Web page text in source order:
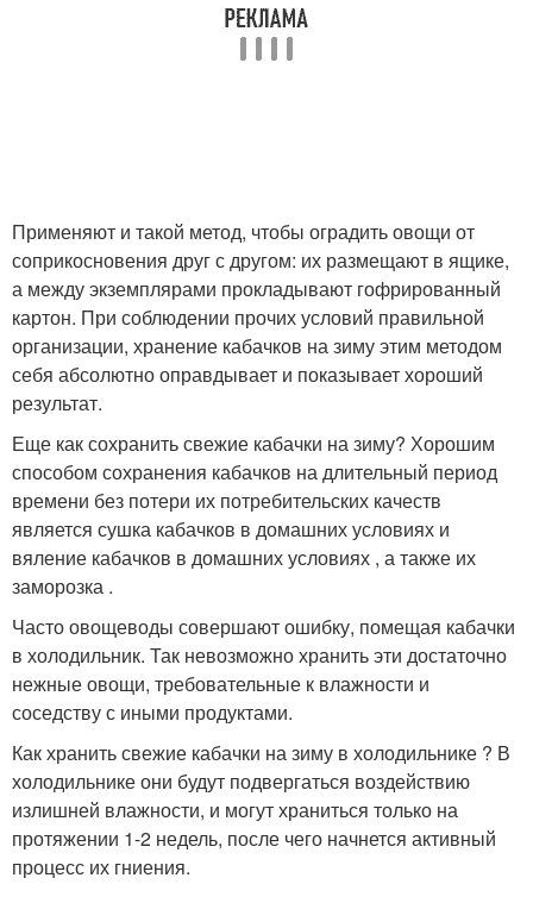
Применяют и такой метод, чтобы оградить овощи от
соприкосновения друг с другом: их размещают в ящике,
а между экземплярами прокладывают гофрированный
картон. При соблюдении прочих условий правильной
организации, хранение кабачков на зиму этим методом
себя абсолютно оправдывает и показывает хороший
результат.
Еще как сохранить свежие кабачки на зиму? Хорошим
способом сохранения кабачков на длительный период
времени без потери их потребительских качеств
является сушка кабачков в домашних условиях и
вяление кабачков в домашних условиях , а также их
заморозка .
Часто овощеводы совершают ошибку, помещая кабачки
в холодильник. Так невозможно хранить эти достаточно
нежные овощи, требовательные к влажности и
соседству с иными продуктами.
Как хранить свежие кабачки на зиму в холодильнике ? В
холодильнике они будут подвергаться воздействию
излишней влажности, и могут храниться только на
протяжении 1-2 недель, после чего начнется активный
процесс их гниения.